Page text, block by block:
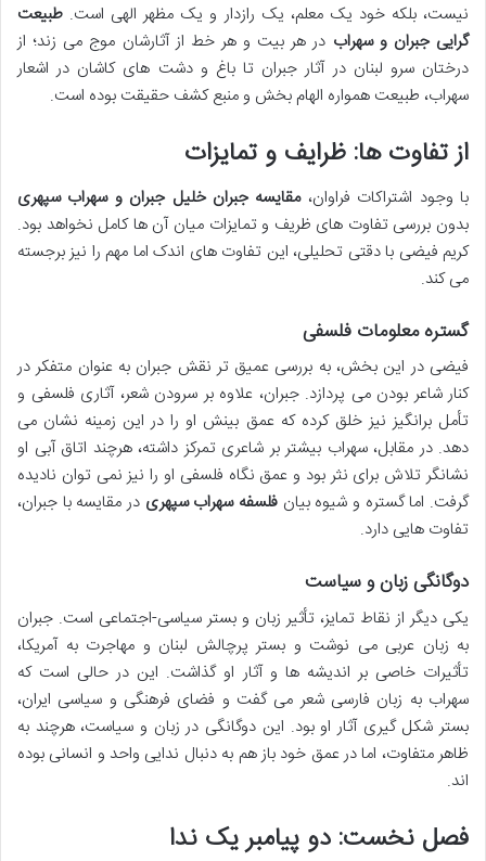
نیست، بلکه خود یک معلم، یک رازدار و یک مظهر الهی است. طبیعت
گرایی جبران و سهراب در هر بیت و هر خط از آثارشان موج می زند؛ از
درختان سرو لبنان در آثار جبران تا باغ و دشت های کاشان در اشعار
سهراب، طبیعت همواره الهام بخش و منبع کشف حقیقت بوده است.
از تفاوت ها: ظرایف و تمایزات
با وجود اشتراکات فراوان،مقایسه جبران خلیل جبران و سهراب سپهری
بدون بررسی تفاوت های ظریف و تمایزات میان آن ها کامل نخواهد بود.
کریم فیضی با دقتی تحلیلی، این تفاوت های اندک اما مهم را نیز برجسته
می کند.
گستره معلومات فلسفی
فیضی در این بخش، به بررسی عمیق تر نقش جبران به عنوان متفکر در
کنار شاعر بودن می پردازد. جبران، علاوه بر سرودن شعر، آثاری فلسفی و
تأمل برانگیز نیز خلق کرده که عمق بینش او را در این زمینه نشان می
دهد. در مقابل، سهراب بیشتر بر شاعری تمرکز داشته، هرچند اتاق آبی او
نشانگر تلاش برای نثر بود و عمق نگاه فلسفی او را نیز نمی توان نادیده
گرفت. اما گستره و شیوه بیان فلسفه سهراب سپهری در مقایسه با جبران،
تفاوت هایی دارد.
دوگانگی زبان و سیاست
یکی دیگر از نقاط تمایز، تأثیر زبان و بستر سیاسی-اجتماعی است. جبران
به زبان عربی می نوشت و بستر پرچالش لبنان و مهاجرت به آمریکا،
تأثیرات خاصی بر اندیشه ها و آثار او گذاشت. این در حالی است که
سهراب به زبان فارسی شعر می گفت و فضای فرهنگی و سیاسی ایران،
بستر شکل گیری آثار او بود. این دوگانگی در زبان و سیاست، هرچند به
ظاهر متفاوت، اما در عمق خود باز هم به دنبال ندایی واحد و انسانی بوده
اند.
فصل نخست: دو پیامبر یک ندا